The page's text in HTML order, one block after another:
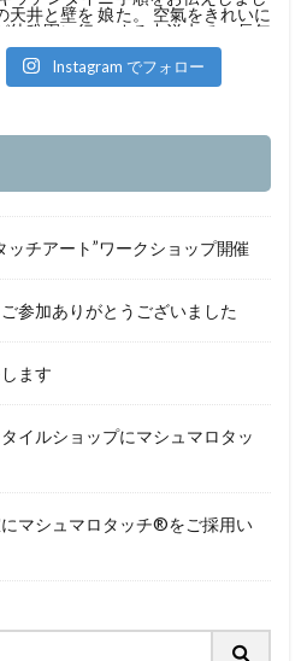
Instagram でフォロー
チアート”ワークショップ開催
参加ありがとうございました
ます
イルショップにマシュマロタッ
マシュマロタッチ®︎をご採用い